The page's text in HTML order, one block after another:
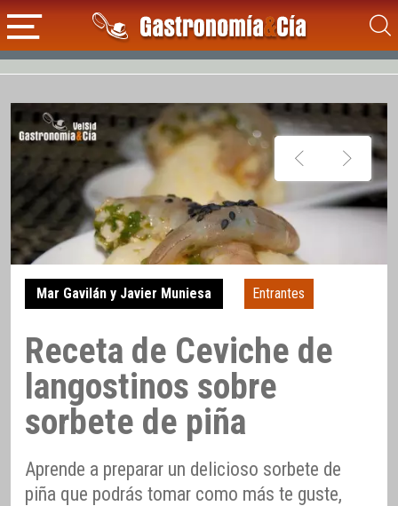
Mar Gavilán y Javier Muniesa Entrantes
Receta de Ceviche de
langostinos sobre
sorbete de piña
Aprende a preparar un delicioso sorbete de
piña que podrás tomar como más te guste,